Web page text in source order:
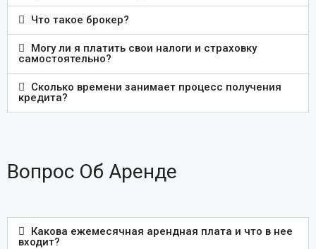
Что такое брокер?
Могу ли я платить свои налоги и страховку
самостоятельно?
Сколько времени занимает процесс получения
кредита?
Вопрос Об Аренде
Какова ежемесячная арендная плата и что в нее
входит?